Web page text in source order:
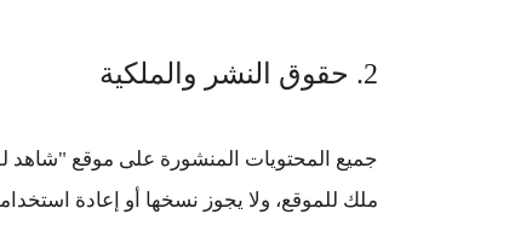
2. حقوق النشر والملكية
جميع المحتويات المنشورة على موقع "شاهد
ملك للموقع، ولا يجوز نسخها أو إعادة